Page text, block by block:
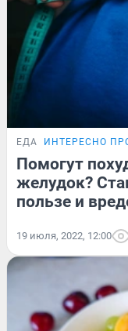
ЕДА ИНТЕРЕСНО
Помогут
желудок?
пользе и
19 июля, 2022, 12:00